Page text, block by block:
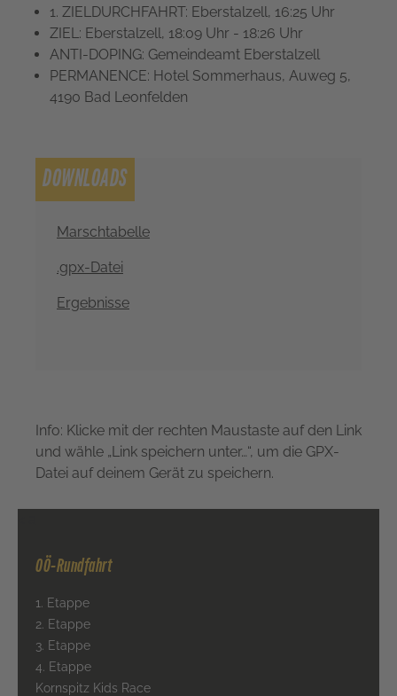
1. ZIELDURCHFAHRT: Eberstalzell, 16:25 Uhr
ZIEL: Eberstalzell, 18:09 Uhr - 18:26 Uhr
ANTI-DOPING: Gemeindeamt Eberstalzell
PERMANENCE: Hotel Sommerhaus, Auweg 5,
4190 Bad Leonfelden
DOWNLOADS
Marschtabelle
.gpx-Datei
Ergebnisse
Info: Klicke mit der rechten Maustaste auf den Link
und wähle „Link speichern unter…“, um die GPX-
Datei auf deinem Gerät zu speichern.
OÖ-Rundfahrt
1. Etappe
2. Etappe
3. Etappe
4. Etappe
Kornspitz Kids Race